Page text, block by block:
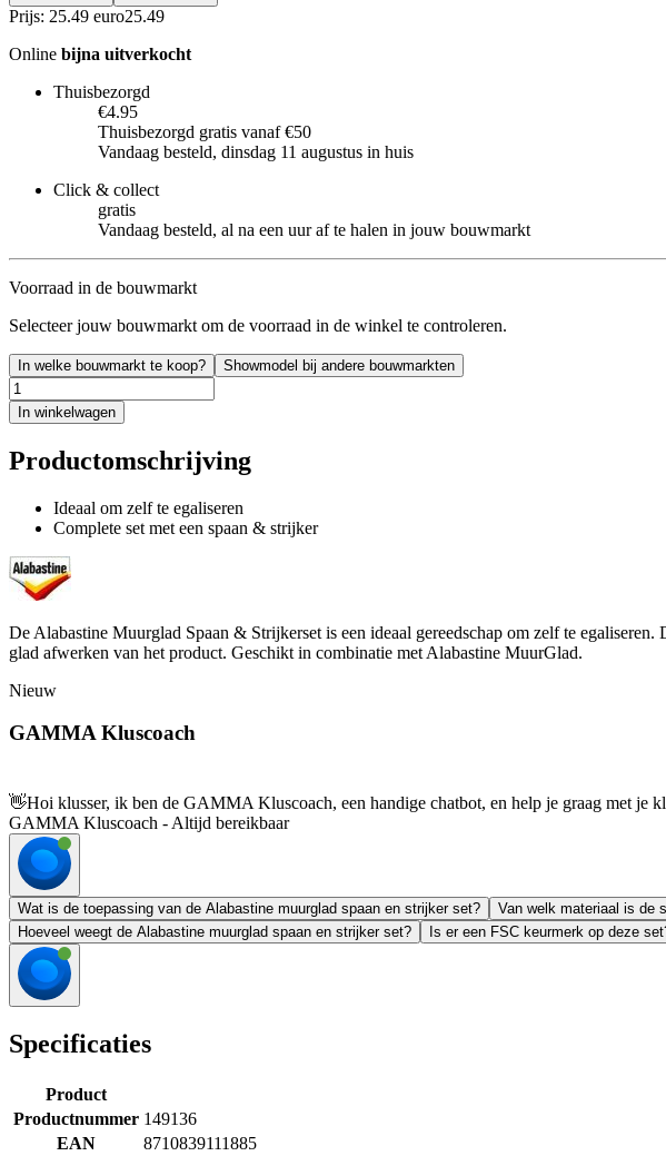
Prijs: 25.49 euro25.49
Online bijna uitverkocht
Thuisbezorgd
€4.95
Thuisbezorgd gratis vanaf €50
Vandaag besteld, dinsdag 11 augustus in huis
Click & collect
gratis
Vandaag besteld, al na een uur af te halen in jouw bouwmarkt
Voorraad in de bouwmarkt
Selecteer jouw bouwmarkt om de voorraad in de winkel te controleren.
In welke bouwmarkt te koop? Showmodel bij andere bouwmarkten
In winkelwagen
Productomschrijving
Ideaal om zelf te egaliseren
Complete set met een spaan & strijker
De Alabastine Muurglad Spaan & Strijkerset is een ideaal gereedschap om zelf te
glad afwerken van het product. Geschikt in combinatie met Alabastine MuurGlad.
Nieuw
GAMMA Kluscoach
👋Hoi klusser, ik ben de GAMMA Kluscoach, een handige chatbot, en help je graag met je
GAMMA Kluscoach - Altijd bereikbaar
Wat is de toepassing van de Alabastine muurglad spaan en strijker set? Van welk materiaal is de
Hoeveel weegt de Alabastine muurglad spaan en strijker set?
Is er een FSC keurmerk op deze
Specificaties
Product
Productnummer 149136
EAN
8710839111885